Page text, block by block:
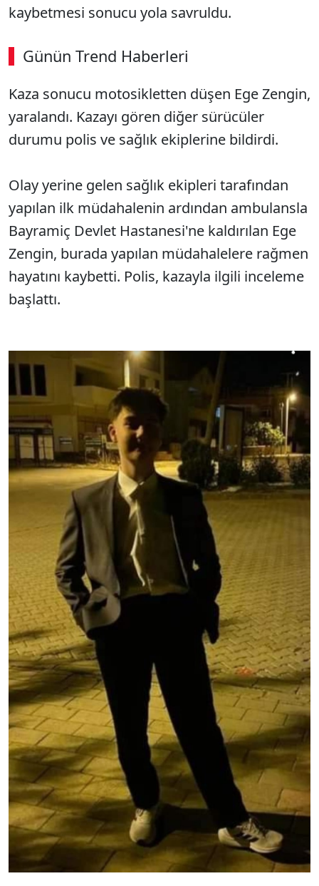
kaybetmesi sonucu yola savruldu.
Günün Trend Haberleri
00:02 / 03:53
Sesi Aç
Kaza sonucu motosikletten düşen Ege Zengin,
yaralandı. Kazayı gören diğer sürücüler
durumu polis ve sağlık ekiplerine bildirdi.
Olay yerine gelen sağlık ekipleri tarafından
yapılan ilk müdahalenin ardından ambulansla
Bayramiç Devlet Hastanesi'ne kaldırılan Ege
Zengin, burada yapılan müdahalelere rağmen
hayatını kaybetti. Polis, kazayla ilgili inceleme
başlattı.